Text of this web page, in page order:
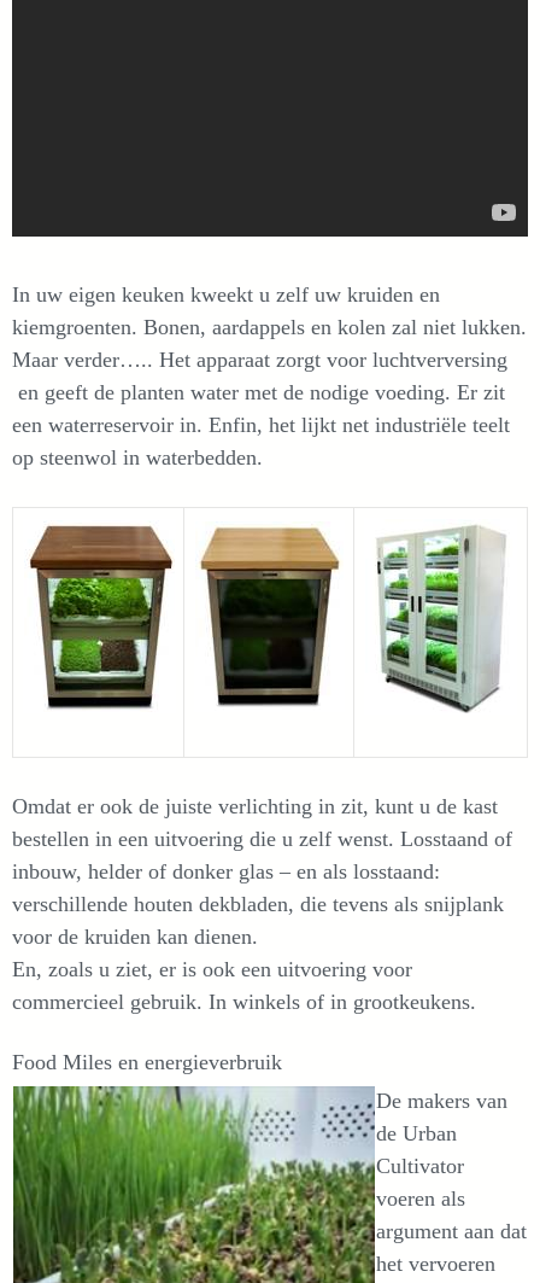
In uw eigen keuken kweekt u zelf uw kruiden en
kiemgroenten. Bonen, aardappels en kolen zal niet lukken.
Maar verder….. Het apparaat zorgt voor luchtverversing
en geeft de planten water met de nodige voeding. Er zit
een waterreservoir in. Enfin, het lijkt net industriële teelt
op steenwol in waterbedden.
Omdat er ook de juiste verlichting in zit, kunt u de kast
bestellen in een uitvoering die u zelf wenst. Losstaand of
inbouw, helder of donker glas – en als losstaand:
verschillende houten dekbladen, die tevens als snijplank
voor de kruiden kan dienen.
En, zoals u ziet, er is ook een uitvoering voor
commercieel gebruik. In winkels of in grootkeukens.
Food Miles en energieverbruik
De makers van
de Urban
Cultivator
voeren als
argument aan dat
het vervoeren